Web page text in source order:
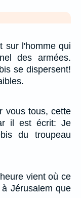
sur l'homme qui
des armées.
se dispersent!
vous tous, cette
il est écrit: Je
du troupeau
vient où ce
Jérusalem que